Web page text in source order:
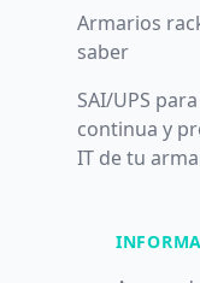
Armarios
saber
SAI/UPS
continua y
IT de tu